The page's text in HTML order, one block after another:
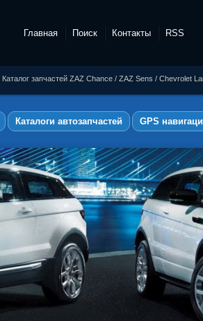
Главная Поиск Контакты RSS
Каталог запчастей ZAZ Chance / ZAZ Sens / Chevrolet
Каталоги автозапчастей GPS